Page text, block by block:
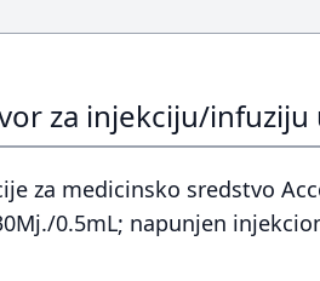
za injekciju/
za medicinsko sredstvo
0.5mL; napunjen